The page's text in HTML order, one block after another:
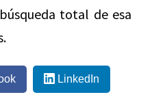
total de esa
LinkedIn